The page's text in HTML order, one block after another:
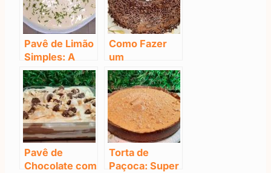
Pavê de Limão
Simples: A
Receita
Secreta dos
Ultramilionário
s!
Como Fazer
um
Brigadeirão:
Super
Cremoso e
Fácil
Pavê de
Chocolate com
Torta de
Paçoca: Super